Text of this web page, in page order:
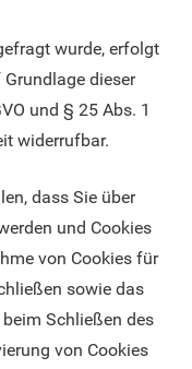
wurde, erfolgt
dieser
und § 25 Abs. 1
widerrufbar.
dass Sie über
und Cookies
von Cookies für
sowie das
Schließen des
von Cookies